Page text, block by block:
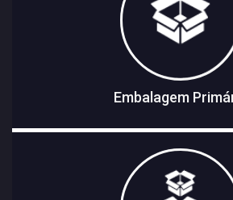
Embalagem